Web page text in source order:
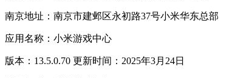
南京地址：南京市建邺区永初路37号小米华东总部
应用名称：小米游戏中心
版本：13.5.0.70 更新时间：2025年3月24日